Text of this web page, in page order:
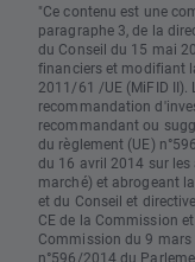
"Ce contenu est une
paragraphe 3, de la
du Conseil du 15 mai
financiers et modifiant
2011/61 /UE (MiFID
recommandation
recommandant ou
du règlement (UE)
du 16 avril 2014 sur
marché) et abrogeant
et du Conseil et
CE de la Commission
Commission du 9
n°596/2014 du